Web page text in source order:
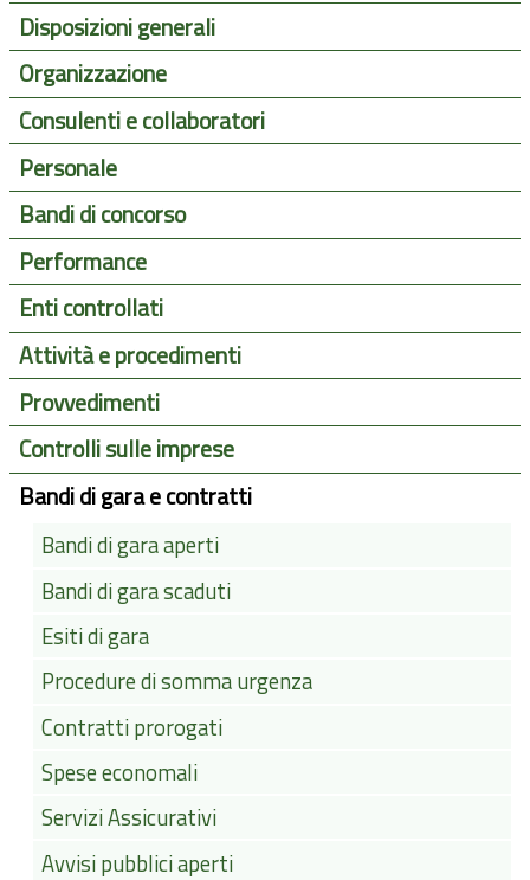
Disposizioni generali
Organizzazione
Consulenti e collaboratori
Personale
Bandi di concorso
Performance
Enti controllati
Attività e procedimenti
Provvedimenti
Controlli sulle imprese
Bandi di gara e contratti
Bandi di gara aperti
Bandi di gara scaduti
Esiti di gara
Procedure di somma urgenza
Contratti prorogati
Spese economali
Servizi Assicurativi
Avvisi pubblici aperti